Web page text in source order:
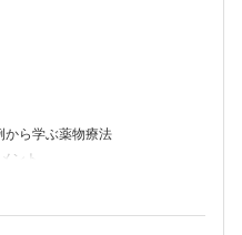
変更された理由
くり止め
経障害
眠気
化
予防方法
た降圧薬
から学ぶ薬物療法
ント